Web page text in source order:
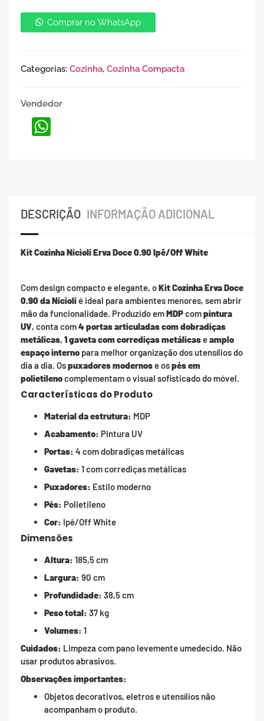
Comprar no WhatsApp
Categorias: Cozinha, Cozinha Compacta
Vendedor
DESCRIÇÃO INFORMAÇÃO ADICIONAL
Kit Cozinha Nicioli Erva Doce 0.90 Ipê/Off White
Com design compacto e elegante, oKit Cozinha Erva Doce
0.90 da Niciolié ideal para ambientes menores, sem abrir
mão da funcionalidade. Produzido emMDPcompintura
UV, conta com4 portas articuladas com dobradiças
metálicas, 1 gaveta com corrediças metálicaseamplo
espaço interno para melhor organização dos utensílios do
dia a dia. Ospuxadores modernose ospés em
polietilenocomplementam o visual sofisticado do móvel.
Características do Produto
Material da estrutura: MDP
Acabamento: Pintura UV
Portas: 4 com dobradiças metálicas
Gavetas: 1 com corrediças metálicas
Puxadores: Estilo moderno
Pés: Polietileno
Cor: Ipê/Off White
Dimensões
Altura: 185,5 cm
Largura: 90 cm
Profundidade: 38,5 cm
Peso total: 37 kg
Volumes: 1
Cuidados: Limpeza com pano levemente umedecido. Não
usar produtos abrasivos.
Observações importantes:
Objetos decorativos, eletros e utensílios não
acompanham o produto.